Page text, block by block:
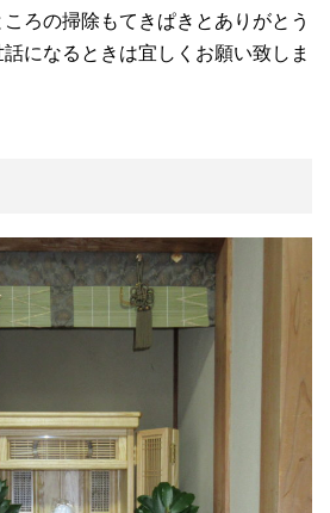
ろの掃除もてきぱきとありがとう
になるときは宜しくお願い致しま